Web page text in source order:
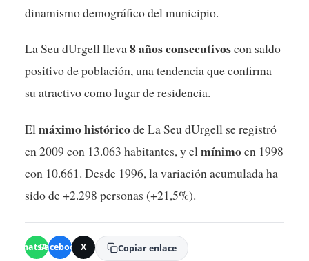
dinamismo demográfico del municipio.
La Seu dUrgell lleva8 años consecutivoscon saldo
positivo de población, una tendencia que confirma
su atractivo como lugar de residencia.
El máximo históricode La Seu dUrgell se registró
en 2009 con 13.063 habitantes, y el mínimoen 1998
con 10.661. Desde 1996, la variación acumulada ha
sido de +2.298 personas (+21,5%).
WhatsApp
Facebook X Copiar enlace